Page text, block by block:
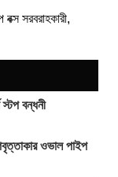
সরবরাহকারী,
স্টপ বন্ধনী
ওভাল পাইপ